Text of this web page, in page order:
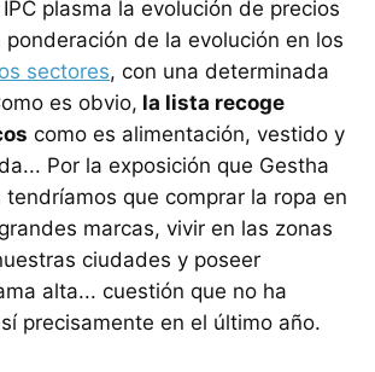
plasma la evolución de precios
ponderación de la evolución en los
sectores, con una determinada
es obvio, la lista recoge
como es alimentación, vestido y
Por la exposición que Gestha
que comprar la ropa en
marcas, vivir en las zonas
ciudades y poseer
alta... cuestión que no ha
precisamente en el último año.